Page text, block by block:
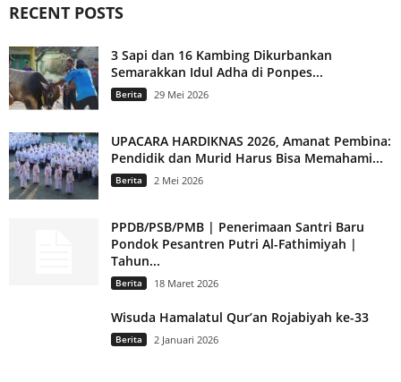
RECENT POSTS
3 Sapi dan 16 Kambing Dikurbankan
Semarakkan Idul Adha di Ponpes...
Berita 29 Mei 2026
UPACARA HARDIKNAS 2026, Amanat Pembina:
Pendidik dan Murid Harus Bisa Memahami...
Berita 2 Mei 2026
PPDB/PSB/PMB | Penerimaan Santri Baru
Pondok Pesantren Putri Al-Fathimiyah |
Tahun...
Berita 18 Maret 2026
Wisuda Hamalatul Qur’an Rojabiyah ke-33
Berita 2 Januari 2026